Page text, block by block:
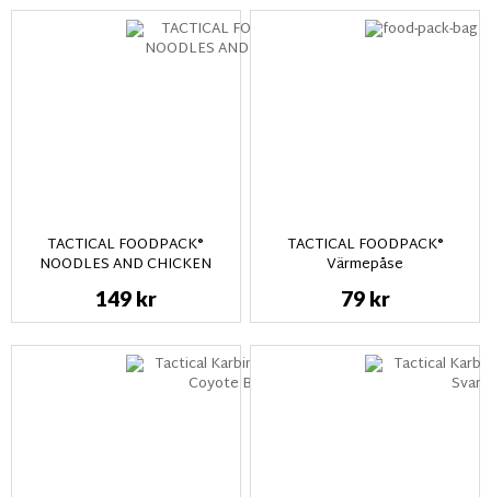
TACTICAL FOODPACK®
NOODLES AND CHICKEN
149 kr
TACTICAL FOODPACK®
Värmepåse
79 kr